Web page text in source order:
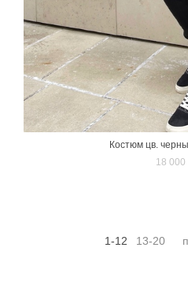
Костюм цв.
18 000
1-12 13-20